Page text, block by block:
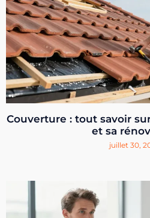
Couverture : tout savoir
et sa
juillet 30,